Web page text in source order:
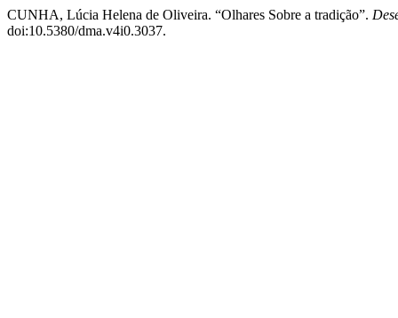
CUNHA, Lúcia Helena de Oliveira. “Olhares Sobre a tradição”.
doi:10.5380/dma.v4i0.3037.